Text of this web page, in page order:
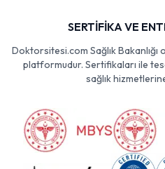
SERTİFİKA VE
Doktorsitesi.com Sağlık Bakanlığı
platformudur. Sertifikaları ile
sağlık